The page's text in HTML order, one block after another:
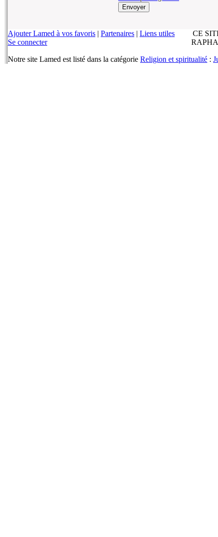
Ajouter Lamed à vos favoris | Partenaires | Liens utiles
Se connecter
CE
Notre site Lamed est listé dans la catégorie Religion et spiritualité :